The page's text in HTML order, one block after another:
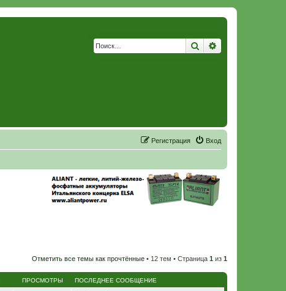
Поиск
Вход
Регистрация
Отметить все темы как прочтённые • 12 тем • Страница 1 из 1
ПРОСМОТРЫ ПОСЛЕДНЕЕ СООБЩЕНИЕ